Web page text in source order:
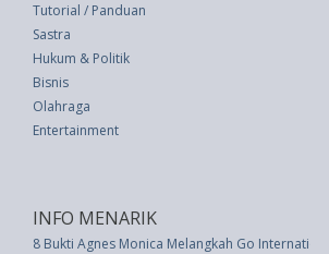
Tutorial / Panduan
Sastra
Hukum & Politik
Bisnis
Olahraga
Entertainment
INFO MENARIK
8 Bukti Agnes Monica Melangkah Go International